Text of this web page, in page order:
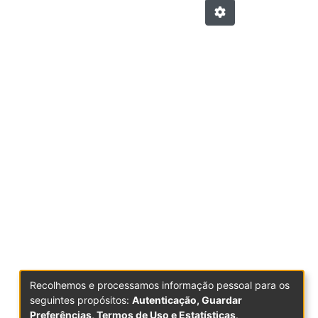
Recolhemos e processamos informação pessoal para os
seguintes propósitos: Autenticação, Guardar
Preferências, Termos de Uso e Estatísticas.